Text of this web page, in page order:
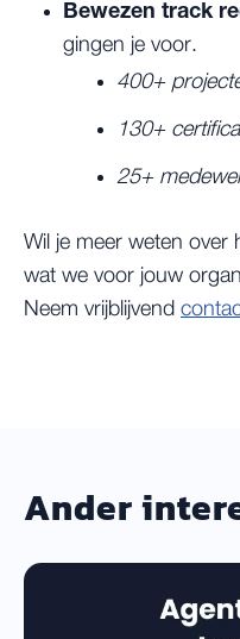
Bewezen track
gingen je voor.
400+
130+
25+
Wil je meer weten over
wat we voor jouw
Neem vrijblijvend
Ander